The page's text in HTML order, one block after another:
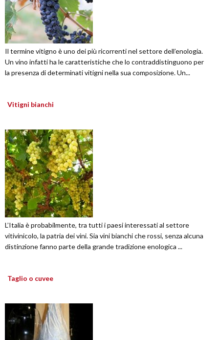
Il termine vitigno è uno dei più ricorrenti nel settore dell’enologia.
Un vino infatti ha le caratteristiche che lo contraddistinguono per
la presenza di determinati vitigni nella sua composizione. Un...
Vitigni bianchi
L’Italia è probabilmente, tra tutti i paesi interessati al settore
vitivinicolo, la patria dei vini. Sia vini bianchi che rossi, senza alcuna
distinzione fanno parte della grande tradizione enologica ...
Taglio o cuvee